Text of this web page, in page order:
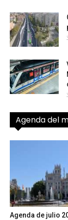
Agenda del
Agenda de julio